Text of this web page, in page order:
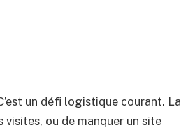
un défi logistique courant. La
ou de manquer un site